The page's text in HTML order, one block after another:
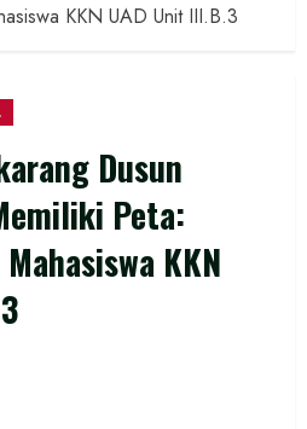
KKN UAD Unit III.B.3
Dusun
Peta:
KKN